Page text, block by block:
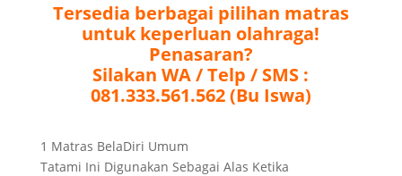
Tersedia berbagai pilihan matras
untuk keperluan olahraga!
Penasaran?
Silakan WA / Telp / SMS :
081.333.561.562 (Bu Iswa)
1 Matras BelaDiri Umum
Tatami Ini Digunakan Sebagai Alas Ketika